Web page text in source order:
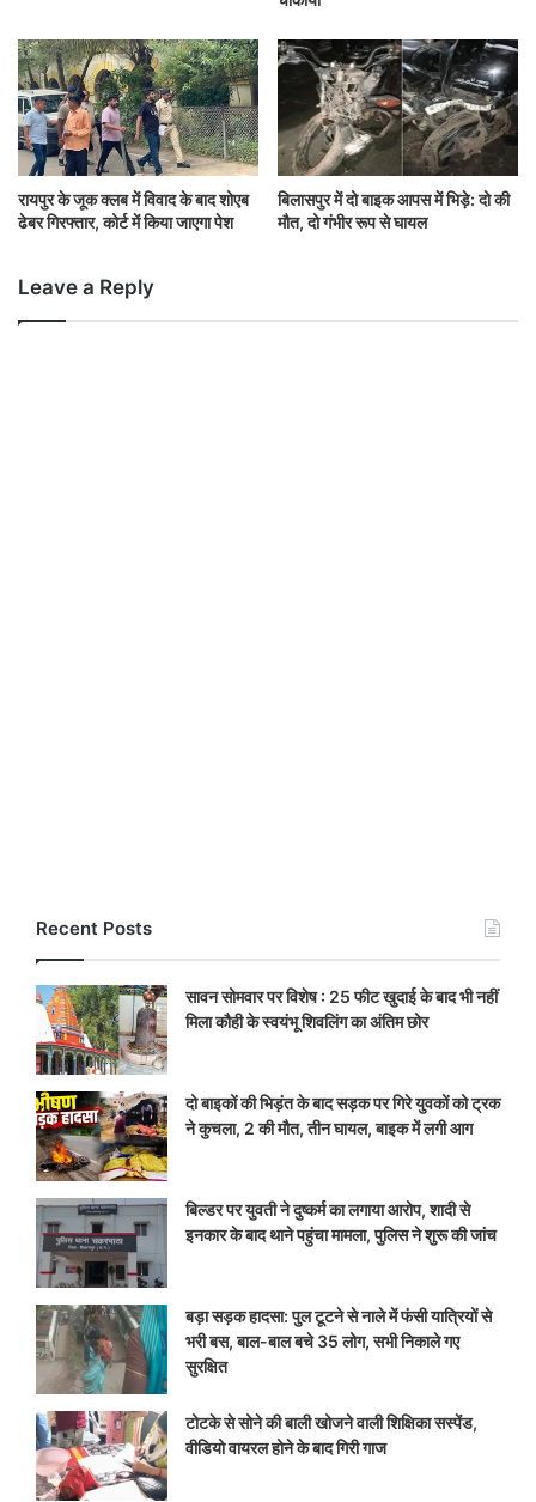
रायपुर के जूक क्लब में विवाद के बाद शोएब
ढेबर गिरफ्तार, कोर्ट में किया जाएगा पेश
बिलासपुर में दो बाइक आपस में भिड़े: दो की
मौत, दो गंभीर रूप से घायल
Leave a Reply
Recent Posts
सावन सोमवार पर विशेष : 25 फीट खुदाई के बाद भी नहीं
मिला कौही के स्वयंभू शिवलिंग का अंतिम छोर
दो बाइकों की भिड़ंत के बाद सड़क पर गिरे युवकों को ट्रक
ने कुचला, 2 की मौत, तीन घायल, बाइक में लगी आग
बिल्डर पर युवती ने दुष्कर्म का लगाया आरोप, शादी से
इनकार के बाद थाने पहुंचा मामला, पुलिस ने शुरू की जांच
बड़ा सड़क हादसा: पुल टूटने से नाले में फंसी यात्रियों से
भरी बस, बाल-बाल बचे 35 लोग, सभी निकाले गए
सुरक्षित
टोटके से सोने की बाली खोजने वाली शिक्षिका सस्पेंड,
वीडियो वायरल होने के बाद गिरी गाज